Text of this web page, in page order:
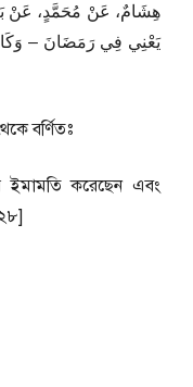
هِشَامٌ، عَنْ مُحَمَّدٍ، عَنْ
يَعْنِي فِي رَمَضَانَ –
বর্ণিতঃ
ইমামতি করেছেন এবং